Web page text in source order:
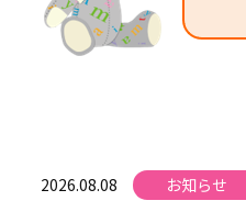
2026.08.08 お知らせ